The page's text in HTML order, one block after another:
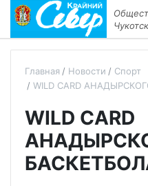
Главная Новости
Спорт
WILD CARD
WILD CARD